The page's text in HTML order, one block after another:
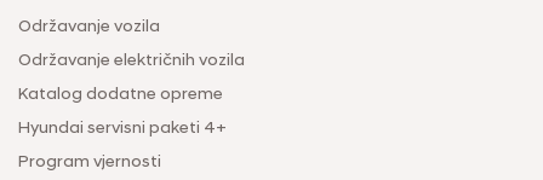
Održavanje vozila
Održavanje električnih vozila
Katalog dodatne opreme
Hyundai servisni paketi 4+
Program vjernosti